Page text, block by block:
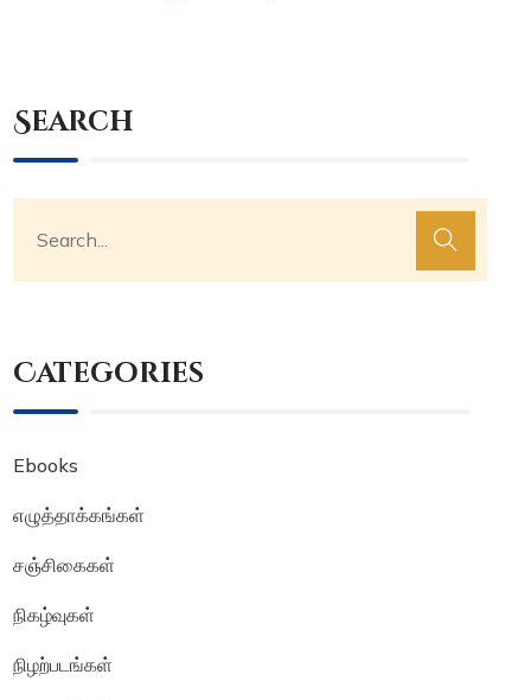
Search
Categories
Ebooks
எழுத்தாக்கங்கள்
சஞ்சிகைகள்
நிகழ்வுகள்
நிழற்படங்கள்